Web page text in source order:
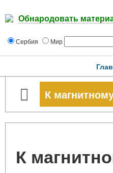
Обнародовать
Сербия Мир
К
К